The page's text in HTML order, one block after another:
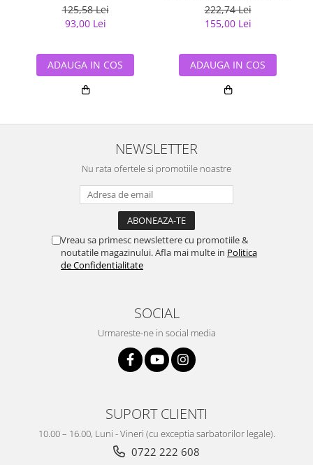
125,58 Lei
93,00 Lei
ADAUGA IN COS
222,74 Lei
155,00 Lei
ADAUGA IN COS
NEWSLETTER
Nu rata ofertele si promotiile noastre
Vreau sa primesc newslettere cu promotiile &
noutatile magazinului. Afla mai multe in Politica
de Confidentialitate
SOCIAL
Urmareste-ne in social media
SUPORT CLIENTI
10.00 – 16.00, Luni - Vineri (cu exceptia sarbatorilor legale).
0722 222 608